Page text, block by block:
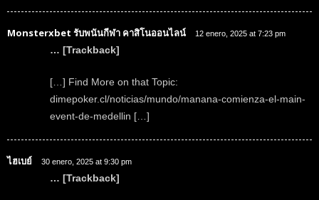
Monsterxbet รับพนันกีฬา คาสิโนออนไลน์ 12 enero, 2025 at 7:23 pm
… [Trackback]
[…] Find More on that Topic:
dimepoker.cl/noticias/mundo/manana-comienza-el-main-
event-de-medellin […]
ไฮเบย์ 30 enero, 2025 at 9:30 pm
… [Trackback]